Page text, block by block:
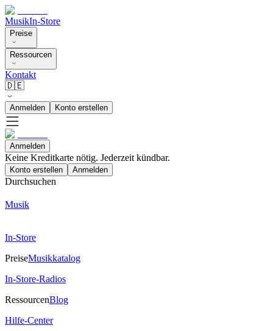
MusikIn-Store
Preise
Ressourcen
Kontakt
🇩🇪
Anmelden Konto erstellen
Anmelden
Keine Kreditkarte nötig. Jederzeit kündbar.
Konto erstellen Anmelden
Durchsuchen
Musik
In-Store
PreiseMusikkatalog
In-Store-Radios
RessourcenBlog
Hilfe-Center